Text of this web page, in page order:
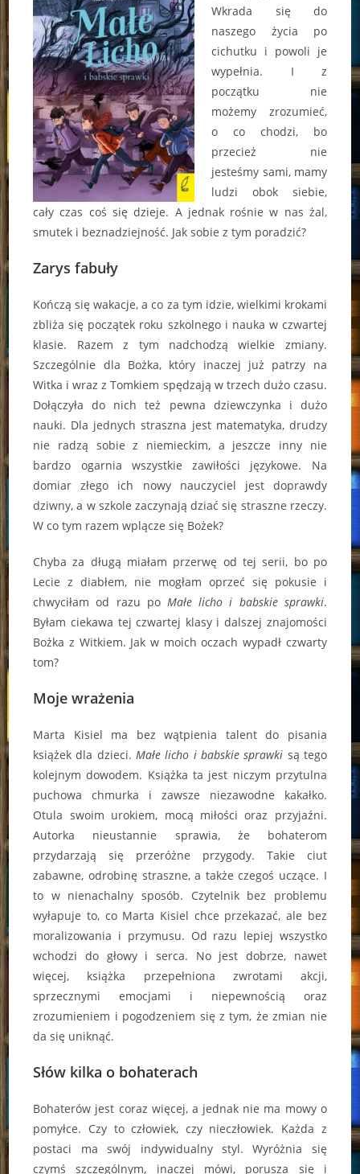
Wkrada się do
naszego życia po
cichutku i powoli je
wypełnia. I z
początku nie
możemy zrozumieć,
o co chodzi, bo
przecież nie
jesteśmy sami, mamy
ludzi obok siebie,
cały czas coś się dzieje. A jednak rośnie w nas żal,
smutek i beznadziejność. Jak sobie z tym poradzić?
Zarys fabuły
Kończą się wakacje, a co za tym idzie, wielkimi krokami
zbliża się początek roku szkolnego i nauka w czwartej
klasie. Razem z tym nadchodzą wielkie zmiany.
Szczególnie dla Bożka, który inaczej już patrzy na
Witka i wraz z Tomkiem spędzają w trzech dużo czasu.
Dołączyła do nich też pewna dziewczynka i dużo
nauki. Dla jednych straszna jest matematyka, drudzy
nie radzą sobie z niemieckim, a jeszcze inny nie
bardzo ogarnia wszystkie zawiłości językowe. Na
domiar złego ich nowy nauczyciel jest doprawdy
dziwny, a w szkole zaczynają dziać się straszne rzeczy.
W co tym razem wplącze się Bożek?
Chyba za długą miałam przerwę od tej serii, bo po
Lecie z diabłem, nie mogłam oprzeć się pokusie i
chwyciłam od razu po Małe licho i babskie sprawki.
Byłam ciekawa tej czwartej klasy i dalszej znajomości
Bożka z Witkiem. Jak w moich oczach wypadł czwarty
tom?
Moje wrażenia
Marta Kisiel ma bez wątpienia talent do pisania
książek dla dzieci.Małe licho i babskie sprawki są tego
kolejnym dowodem. Książka ta jest niczym przytulna
puchowa chmurka i zawsze niezawodne kakałko.
Otula swoim urokiem, mocą miłości oraz przyjaźni.
Autorka nieustannie sprawia, że bohaterom
przydarzają się przeróżne przygody. Takie ciut
zabawne, odrobinę straszne, a także czegoś uczące. I
to w nienachalny sposób. Czytelnik bez problemu
wyłapuje to, co Marta Kisiel chce przekazać, ale bez
moralizowania i przymusu. Od razu lepiej wszystko
wchodzi do głowy i serca. No jest dobrze, nawet
więcej, książka przepełniona zwrotami akcji,
sprzecznymi emocjami i niepewnością oraz
zrozumieniem i pogodzeniem się z tym, że zmian nie
da się uniknąć.
Słów kilka o bohaterach
Bohaterów jest coraz więcej, a jednak nie ma mowy o
pomyłce. Czy to człowiek, czy nieczłowiek. Każda z
postaci ma swój indywidualny styl. Wyróżnia się
czymś szczególnym, inaczej mówi, porusza się i